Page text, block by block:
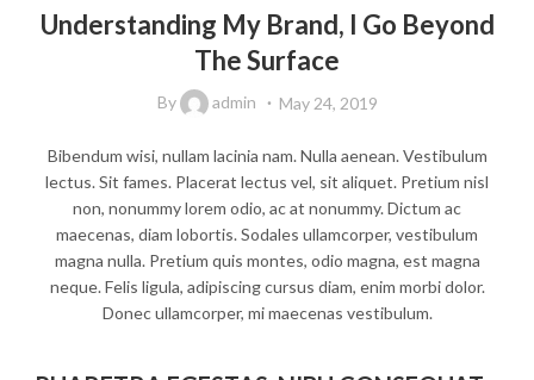
Understanding My Brand, I Go Beyond
The Surface
By admin May 24, 2019
Bibendum wisi, nullam lacinia nam. Nulla aenean. Vestibulum
lectus. Sit fames. Placerat lectus vel, sit aliquet. Pretium nisl
non, nonummy lorem odio, ac at nonummy. Dictum ac
maecenas, diam lobortis. Sodales ullamcorper, vestibulum
magna nulla. Pretium quis montes, odio magna, est magna
neque. Felis ligula, adipiscing cursus diam, enim morbi dolor.
Donec ullamcorper, mi maecenas vestibulum.